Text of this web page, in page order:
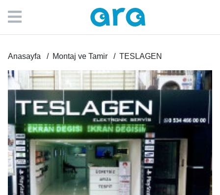
Anasayfa Montaj ve Tamir TESLAGEN